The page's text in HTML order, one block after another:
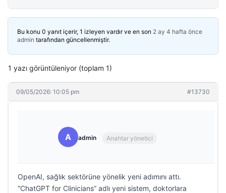
Bu konu 0 yanıt içerir, 1 izleyen vardır ve en son 2 ay 4 hafta önce
admin tarafından güncellenmiştir.
1 yazı görüntüleniyor (toplam 1)
09/05/2026: 10:05 pm #13730
A admin Anahtar yönetici
OpenAI, sağlık sektörüne yönelik yeni adımını attı.
“ChatGPT for Clinicians” adlı yeni sistem, doktorlara